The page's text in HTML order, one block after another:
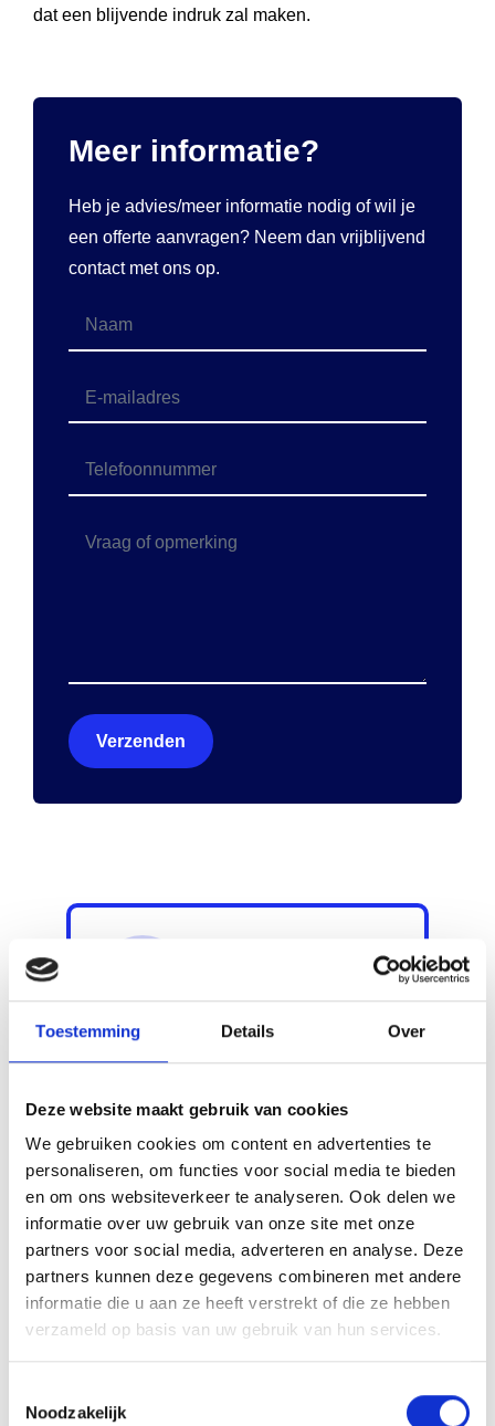
Toestemming Details Over
Deze website maakt gebruik van cookies
We gebruiken cookies om content en advertenties te
personaliseren, om functies voor social media te bieden
en om ons websiteverkeer te analyseren. Ook delen we
informatie over uw gebruik van onze site met onze
partners voor social media, adverteren en analyse. Deze
partners kunnen deze gegevens combineren met andere
informatie die u aan ze heeft verstrekt of die ze hebben
verzameld op basis van uw gebruik van hun services.
Noodzakelijk
dat een blijvende indruk zal maken.
Meer informatie?
Heb je advies/meer informatie nodig of wil je
een offerte aanvragen? Neem dan vrijblijvend
contact met ons op.
Aanvraag formulier
In slechts 2 minuten ingevuld
1 van 6
Vraag offerte aan